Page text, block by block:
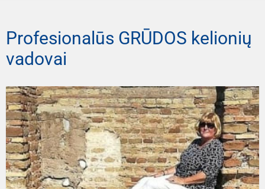
Profesionalūs GRŪDOS kelionių
vadovai